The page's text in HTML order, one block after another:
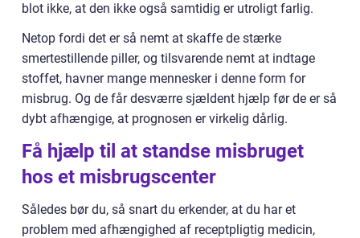
blot ikke, at den ikke også samtidig er utroligt farlig.
Netop fordi det er så nemt at skaffe de stærke
smertestillende piller, og tilsvarende nemt at indtage
stoffet, havner mange mennesker i denne form for
misbrug. Og de får desværre sjældent hjælp før de er så
dybt afhængige, at prognosen er virkelig dårlig.
Få hjælp til at standse misbruget
hos et misbrugscenter
Således bør du, så snart du erkender, at du har et
problem med afhængighed af receptpligtig medicin,